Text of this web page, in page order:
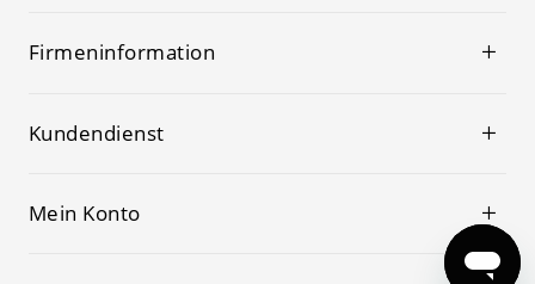
Firmeninformation
Kundendienst
Mein Konto